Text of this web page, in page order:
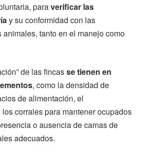
paraverificar las
y su conformidad con las
tanto en el manejo como
de las fincasse tienen en
, como la densidad de
de alimentación, el
corrales para mantener ocupados
o ausencia de camas de
adecuados.